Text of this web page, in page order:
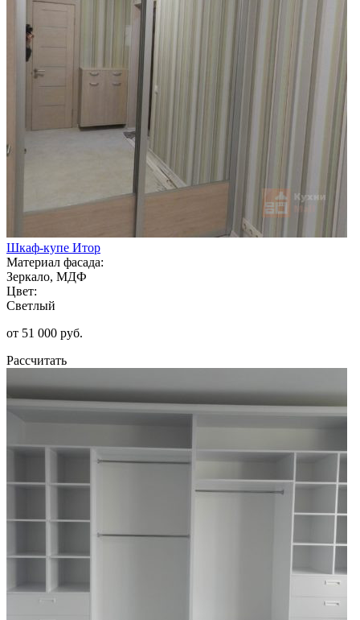
Шкаф-купе Итор
Материал фасада:
Зеркало, МДФ
Цвет:
Светлый
от 51 000 руб.
Рассчитать